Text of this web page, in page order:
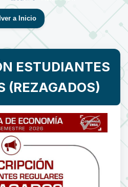
a Inicio
ESTUDIANTES
(REZAGADOS)